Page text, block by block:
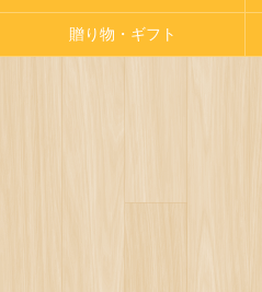
贈り物・ギフト